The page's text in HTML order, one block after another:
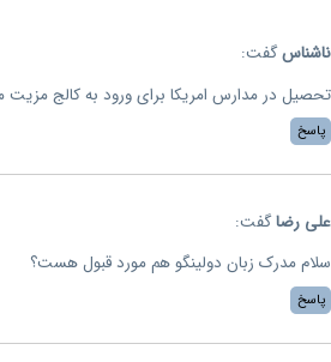
ناشناسگفت:
تحصیل در مدارس امریکا برای ورود به کالج
پاسخ
علی رضاگفت:
سلام مدرک زبان دولینگو هم مورد قبول هست؟
پاسخ